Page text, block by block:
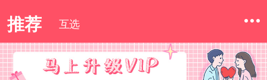
推荐 互选